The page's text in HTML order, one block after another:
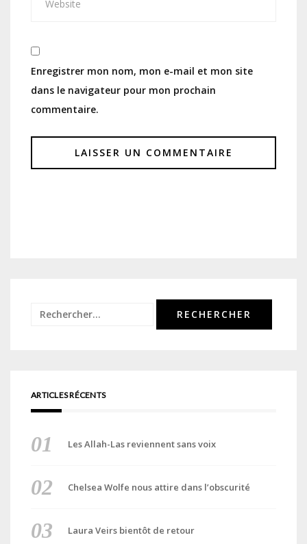
Enregistrer mon nom, mon e-mail et mon site
dans le navigateur pour mon prochain
commentaire.
Rechercher :
ARTICLES RÉCENTS
Les Allah-Las reviennent sans voix
Chelsea Wolfe nous attire dans l’obscurité
Laura Veirs bientôt de retour